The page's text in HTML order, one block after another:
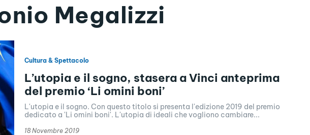
Megalizzi
Cultura & Spettacolo
L’utopia e il sogno, stasera a Vinci anteprima
del premio ‘Li omini boni’
L'utopia e il sogno. Con questo titolo si presenta l'edizione 2019 del premio
dedicato a 'Li omini boni'. L'utopia di ideali che vogliono cambiare...
18 Novembre 2019